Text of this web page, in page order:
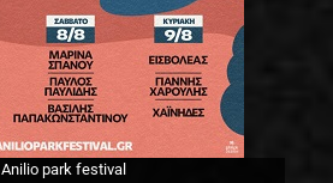
Anilio park festival